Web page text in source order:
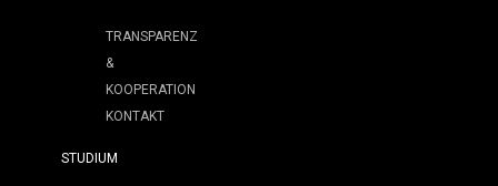
TRANSPARENZ
&
KOOPERATION
KONTAKT
STUDIUM